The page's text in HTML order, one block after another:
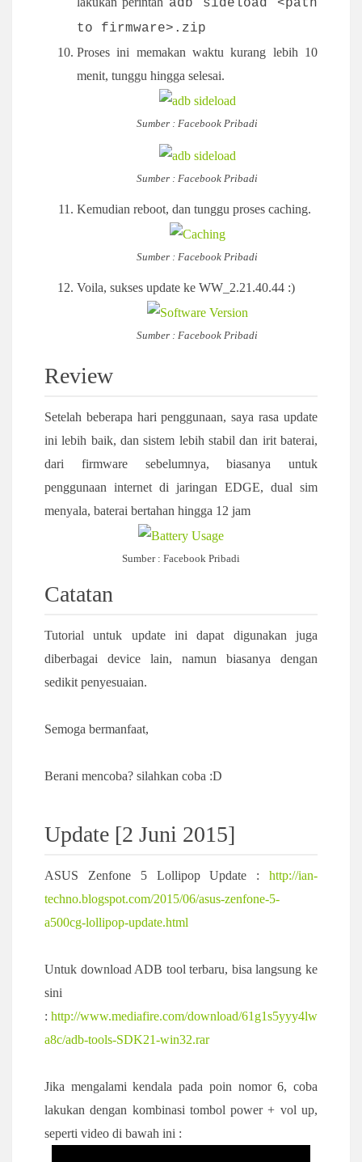
adb sideload <path
to firmware>.zip
Proses ini memakan waktu kurang lebih 10
menit, tunggu hingga selesai.
Sumber : Facebook Pribadi
Sumber : Facebook Pribadi
Kemudian reboot, dan tunggu proses caching.
Sumber : Facebook Pribadi
Voila, sukses update ke WW_2.21.40.44 :)
Sumber : Facebook Pribadi
Review
Setelah beberapa hari penggunaan, saya rasa update
ini lebih baik, dan sistem lebih stabil dan irit baterai,
dari firmware sebelumnya, biasanya untuk
penggunaan internet di jaringan EDGE, dual sim
menyala, baterai bertahan hingga 12 jam
Sumber : Facebook Pribadi
Catatan
Tutorial untuk update ini dapat digunakan juga
diberbagai device lain, namun biasanya dengan
sedikit penyesuaian.
Semoga bermanfaat,
Berani mencoba? silahkan coba :D
Update [2 Juni 2015]
ASUS Zenfone 5 Lollipop Update : http://ian-
techno.blogspot.com/2015/06/asus-zenfone-5-
a500cg-lollipop-update.html
Untuk download ADB tool terbaru, bisa langsung ke
sini
: http://www.mediafire.com/download/61g1s5yyy4lw
a8c/adb-tools-SDK21-win32.rar
Jika mengalami kendala pada poin nomor 6, coba
lakukan dengan kombinasi tombol power + vol up,
seperti video di bawah ini :